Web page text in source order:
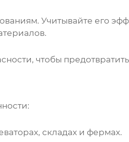
Учитывайте его
чтобы
складах и фермах.